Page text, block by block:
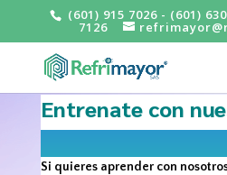
(601) 915 7026 - (601)
7126
Entrenate con
Si quieres aprender con